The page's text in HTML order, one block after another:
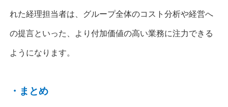
れた経理担当者は、グループ全体のコスト分析や経営へ
の提言といった、より付加価値の高い業務に注力できる
ようになります。
・まとめ